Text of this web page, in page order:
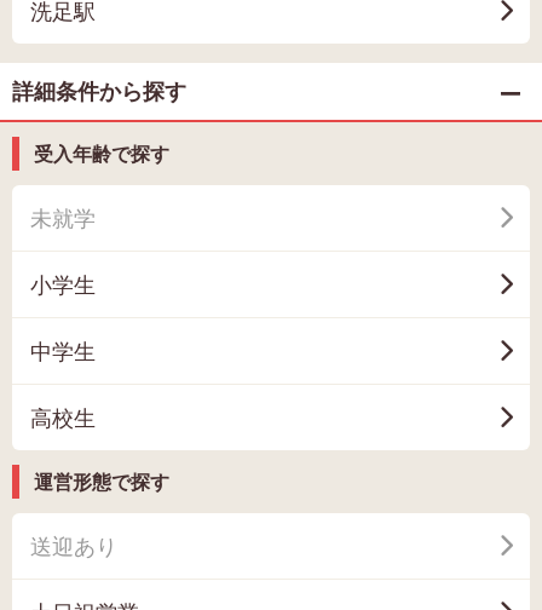
洗足駅
詳細条件から探す
受入年齢で探す
未就学
小学生
中学生
高校生
運営形態で探す
送迎あり